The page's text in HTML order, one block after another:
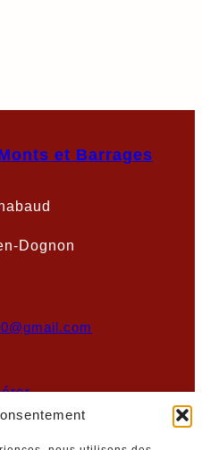
et Barrages
Dognon